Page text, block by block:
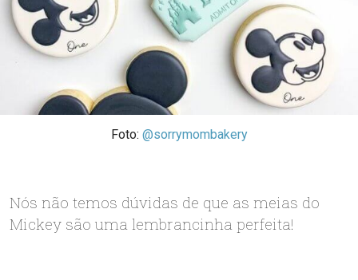
Foto: @sorrymombakery
Nós não temos dúvidas de que as meias do
Mickey são uma lembrancinha perfeita!